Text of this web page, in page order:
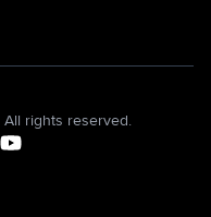
All rights reserved.